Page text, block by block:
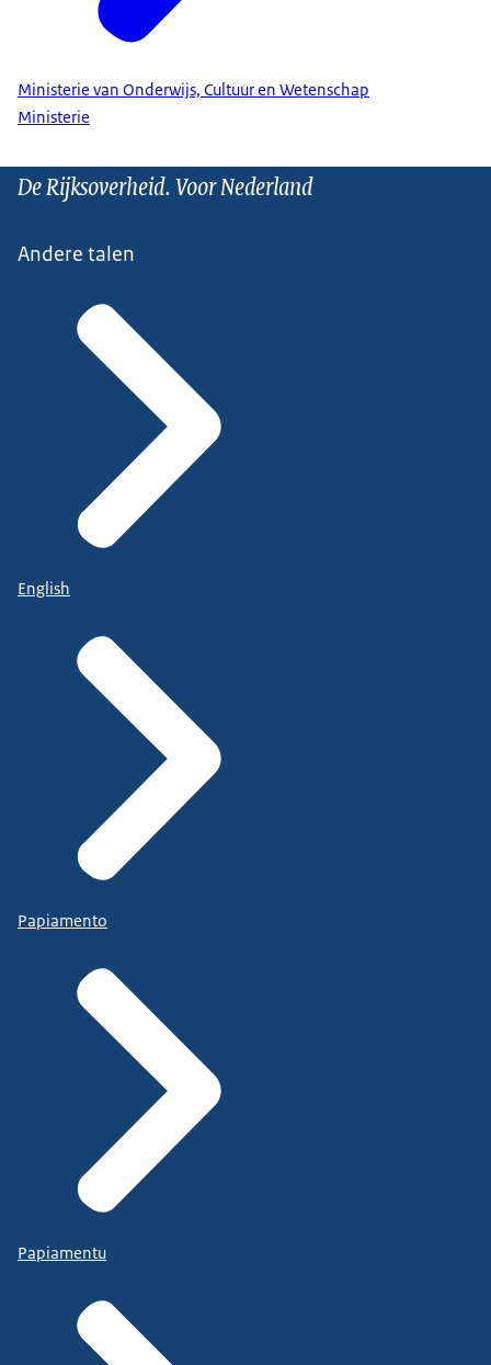
Ministerie van Onderwijs, Cultuur en Wetenschap
Ministerie
De Rijksoverheid. Voor Nederland
Andere talen
English
Papiamento
Papiamentu